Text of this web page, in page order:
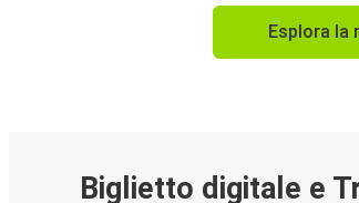
Esplora la
Biglietto digitale e